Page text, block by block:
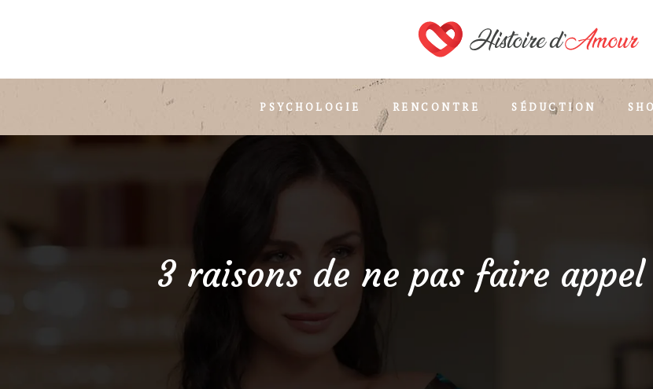
PSYCHOLOGIE RENCONTRE SÉDUCTION
3 raisons de ne pas faire